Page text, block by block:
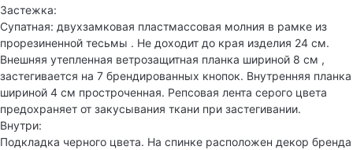
Застежка:
Супатная: двухзамковая пластмассовая молния в рамке из
прорезиненной тесьмы . Не доходит до края изделия 24 см.
Внешняя утепленная ветрозащитная планка шириной 8 см ,
застегивается на 7 брендированных кнопок. Внутренняя планка
шириной 4 см простроченная. Репсовая лента серого цвета
предохраняет от закусывания ткани при застегивании.
Внутри:
Подкладка черного цвета. На спинке расположен декор бренда